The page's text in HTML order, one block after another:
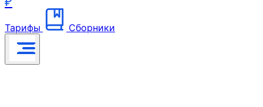
Тарифы Сборники